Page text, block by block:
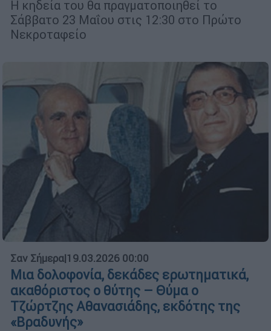
Η κηδεία του θα πραγματοποιηθεί το
Σάββατο 23 Μαΐου στις 12:30 στο Πρώτο
Νεκροταφείο
Σαν Σήμερα|19.03.2026 00:00
Μια δολοφονία, δεκάδες ερωτηματικά,
ακαθόριστος ο θύτης – Θύμα ο
Τζώρτζης Αθανασιάδης, εκδότης της
«Βραδυνής»